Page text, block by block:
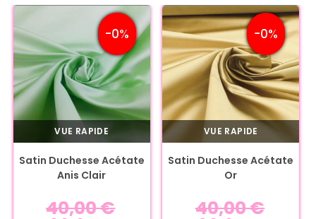
-0%
VUE RAPIDE
Satin Duchesse Acétate
Anis Clair
40,00€
-0%
VUE RAPIDE
Satin Duchesse Acétate
Or
40,00€